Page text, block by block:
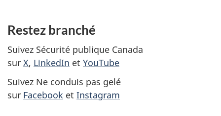
Restez branché
Suivez Sécurité publique Canada
sur X, LinkedIn et YouTube
Suivez Ne conduis pas gelé
sur Facebook et Instagram